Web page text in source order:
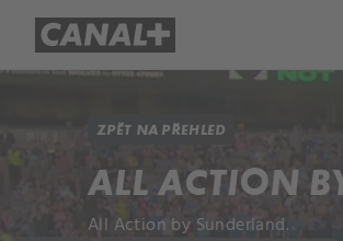
ZPĚT NA PŘEHLED
ALL ACTION
All Action by Sunderland.